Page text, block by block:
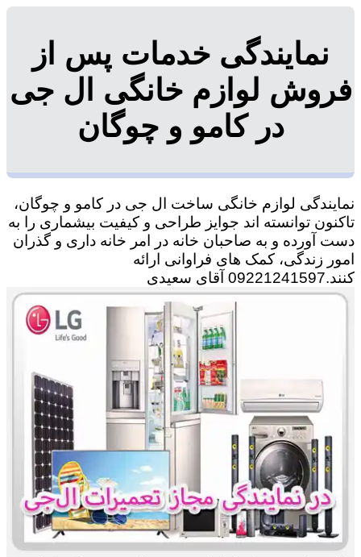
نمایندگی خدمات پس از
فروش لوازم خانگی ال جی
در کامو و چوگان
نمایندگی لوازم خانگی ساخت ال جی در کامو و چوگان،
تاکنون توانسته اند جوایز طراحی و کیفیت بیشماری را به
دست آورده و به صاحبان خانه در امر خانه داری و گذران
امور زندگی، کمک های فراوانی ارائه
کنند.09221241597 آقای سعیدی